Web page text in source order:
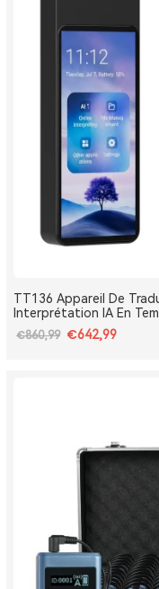
TT136 Appareil De
Interprétation IA En
Traduction Pour Tours
Double Canal, Longue
€860,99 €642,99